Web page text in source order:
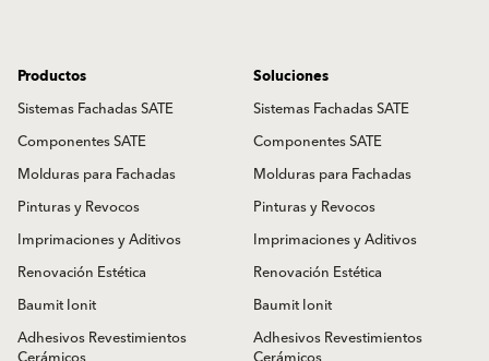
Productos
Sistemas Fachadas SATE
Componentes SATE
Molduras para Fachadas
Pinturas y Revocos
Imprimaciones y Aditivos
Renovación Estética
Baumit Ionit
Adhesivos Revestimientos
Soluciones
Sistemas Fachadas SATE
Componentes SATE
Molduras para Fachadas
Pinturas y Revocos
Imprimaciones y Aditivos
Renovación Estética
Baumit Ionit
Adhesivos Revestimientos